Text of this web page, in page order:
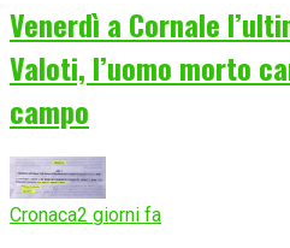
Venerdì a Cornale
Valoti, l’uomo morto
campo
Cronaca2 giorni fa